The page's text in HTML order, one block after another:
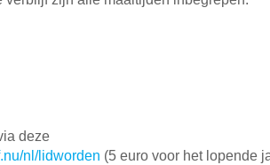
deze
nl/lidworden (5 euro voor het lopende